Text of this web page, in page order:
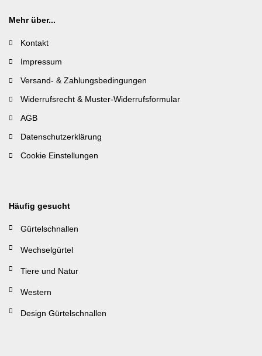
Mehr über...
Kontakt
Impressum
Versand- & Zahlungsbedingungen
Widerrufsrecht & Muster-Widerrufsformular
AGB
Datenschutzerklärung
Cookie Einstellungen
Häufig gesucht
Gürtelschnallen
Wechselgürtel
Tiere und Natur
Western
Design Gürtelschnallen